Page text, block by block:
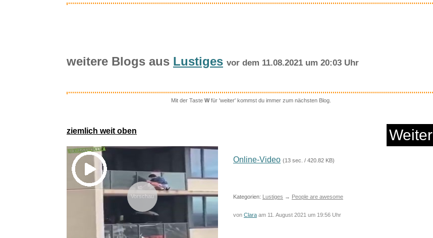
Anzeige
weitere Blogs aus Lustiges vor dem 11.08.2021 um 20:03 Uhr
Mit der Taste Wfür 'weiter' kommst du immer zum nächsten Blog.
ziemlich weit oben Weiter
Vorschau
Online-Video (13 sec. / 420.82 KB)
Kategorien: Lustiges → People are awesome
von Clara am 11. August 2021 um 19:56 Uhr